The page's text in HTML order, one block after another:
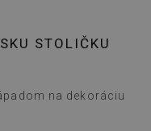
STOLIČKU
na dekoráciu